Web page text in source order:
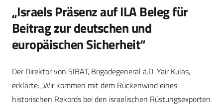
„Israels Präsenz auf ILA Beleg für
Beitrag zur deutschen und
europäischen Sicherheit“
Der Direktor von SIBAT, Brigadegeneral a.D. Yair Kulas,
erklärte: „Wir kommen mit dem Rückenwind eines
historischen Rekords bei den israelischen Rüstungsexporten